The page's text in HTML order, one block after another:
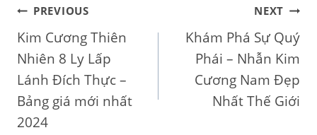
Điều
hướng
bài
viết
PREVIOUS
Kim Cương Thiên
Nhiên 8 Ly Lấp
Lánh Đích Thực –
Bảng giá mới nhất
2024
NEXT
Khám Phá Sự Quý
Phái – Nhẫn Kim
Cương Nam Đẹp
Nhất Thế Giới